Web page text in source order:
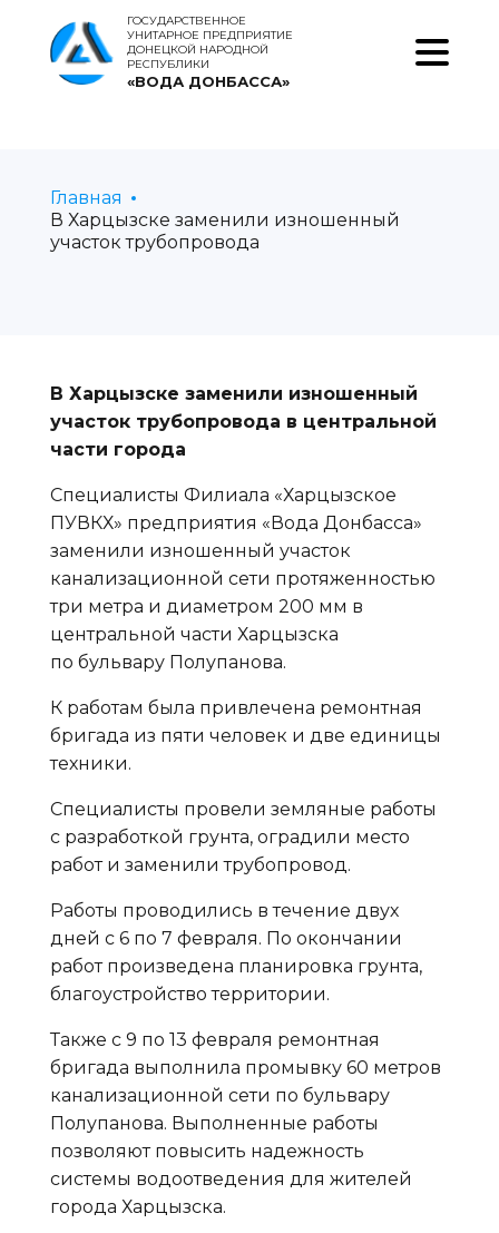
ГОСУДАРСТВЕННОЕ
УНИТАРНОЕ ПРЕДПРИЯТИЕ
ДОНЕЦКОЙ НАРОДНОЙ
РЕСПУБЛИКИ
«ВОДА ДОНБАССА»
Главная
В Харцызске заменили изношенный
участок трубопровода
В Харцызске заменили изношенный
участок трубопровода в центральной
части города
Специалисты Филиала «Харцызское
ПУВКХ» предприятия «Вода Донбасса»
заменили изношенный участок
канализационной сети протяженностью
три метра и диаметром 200 мм в
центральной части Харцызска
по бульвару Полупанова.
К работам была привлечена ремонтная
бригада из пяти человек и две единицы
техники.
Специалисты провели земляные работы
с разработкой грунта, оградили место
работ и заменили трубопровод.
Работы проводились в течение двух
дней с 6 по 7 февраля. По окончании
работ произведена планировка грунта,
благоустройство территории.
Также с 9 по 13 февраля ремонтная
бригада выполнила промывку 60 метров
канализационной сети по бульвару
Полупанова. Выполненные работы
позволяют повысить надежность
системы водоотведения для жителей
города Харцызска.